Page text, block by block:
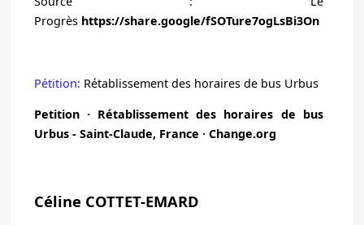
Progrès https://share.google/fSOTure7ogLsBi3On
Pétition: Rétablissement des horaires de bus Urbus
Petition · Rétablissement des horaires de bus
Urbus - Saint-Claude, France · Change.org
Céline COTTET-EMARD